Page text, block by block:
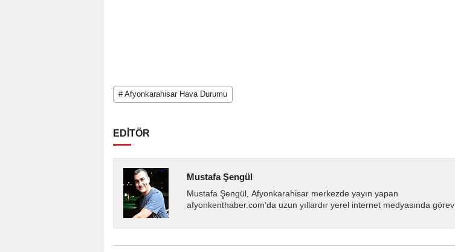
# Afyonkarahisar Hava Durumu
EDİTÖR
Mustafa Şengül
Mustafa Şengül, Afyonkarahisar merkezde yayın yapan
afyonkenthaber.com’da uzun yıllardır yerel internet medyasında görev